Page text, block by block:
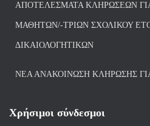
ΑΠΟΤΕΛΈΣΜΑΤΑ ΚΛΗΡΏΣΕΩΝ
ΜΑΘΗΤΏΝ/-ΤΡΙΏΝ ΣΧΟΛΙΚΟΎ
ΔΙΚΑΙΟΛΟΓΗΤΙΚΏΝ
ΝΕΑ ΑΝΑΚΟΙΝΩΣΗ ΚΛΗΡΩΣΗΣ
Χρήσιμοι σύνδεσμοι